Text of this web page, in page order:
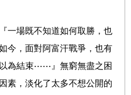
一場既不知道如何取勝，也
今，面對阿富汗戰爭，也有
為結束⋯⋯ 』無窮無盡之困
素，淡化了太多不想公開的